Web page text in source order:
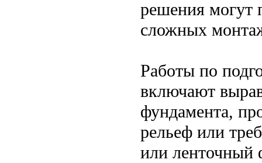
решения могут
сложных
Работы по
включают
фундамента,
рельеф или
или ленточный